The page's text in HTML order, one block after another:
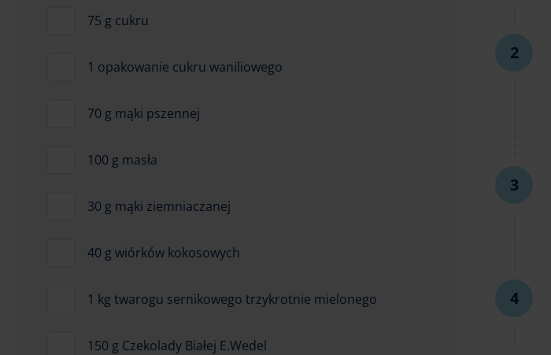
75 g cukru
1 opakowanie cukru waniliowego
70 g mąki pszennej
100 g masła
30 g mąki ziemniaczanej
40 g wiórków kokosowych
1 kg twarogu sernikowego trzykrotnie mielonego
150 g Czekolady Białej E.Wedel